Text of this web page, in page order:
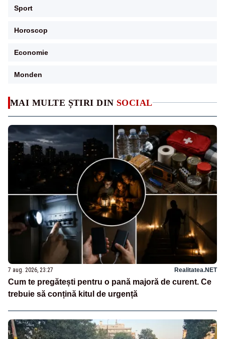
MAI MULTE ȘTIRI DIN SOCIAL
7 aug. 2026, 23:27 Realitatea.NET
Cum te pregătești pentru o pană majoră de curent. Ce
trebuie să conțină kitul de urgență
Sport
Horoscop
Economie
Monden